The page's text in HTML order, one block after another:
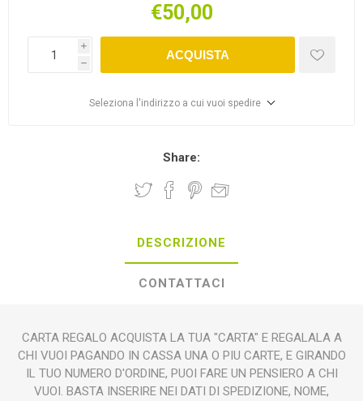
€50,00
i
h
ACQUISTA
Seleziona l'indirizzo a cui vuoi spedire
Share:
DESCRIZIONE
CONTATTACI
CARTA REGALO ACQUISTA LA TUA "CARTA" E REGALALA A
CHI VUOI PAGANDO IN CASSA UNA O PIU CARTE, E GIRANDO
IL TUO NUMERO D'ORDINE, PUOI FARE UN PENSIERO A CHI
VUOI. BASTA INSERIRE NEI DATI DI SPEDIZIONE, NOME,